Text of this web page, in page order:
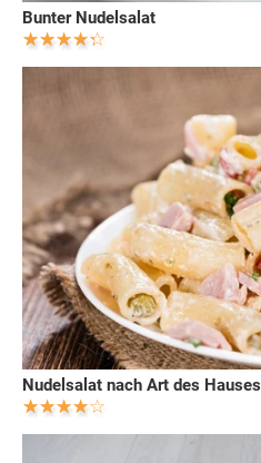
Bunter Nudelsalat
Nudelsalat nach Art des Hauses